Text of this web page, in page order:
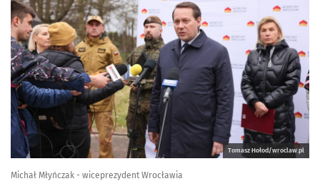
Tomasz Hołod/wroclaw.pl
Michał Młyńczak - wiceprezydent Wrocławia